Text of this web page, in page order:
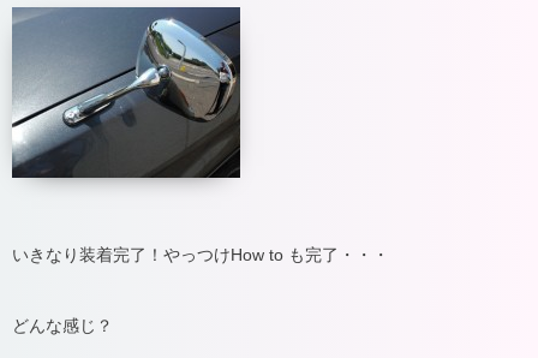
いきなり装着完了！やっつけHow to も完了・・・
どんな感じ？